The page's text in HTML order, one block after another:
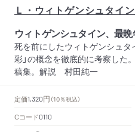
Ｌ・ウィトゲンシュタイン
ウィトゲンシュタイン、最
死を前にしたウィトゲンシュタ
彩」の概念を徹底的に考察した
稿集。解説 村田純一
定価1,320円 （10％税込）
Cコード0110